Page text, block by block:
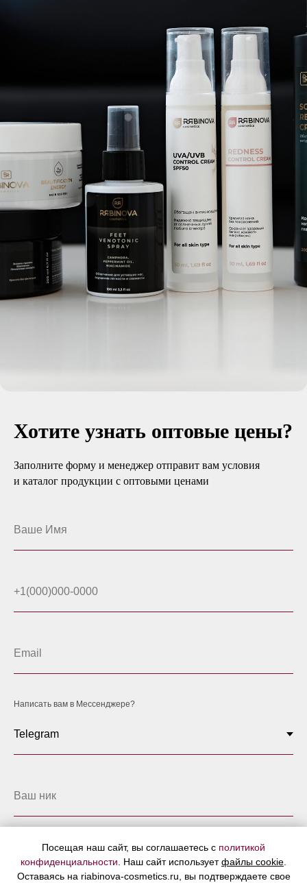
Посещая наш сайт, вы соглашаетесь с политикой
конфиденциальности. Наш сайт используетфайлы cookie.
Оставаясь на riabinova-cosmetics.ru, вы подтверждаете свое
Хотите узнать оптовые цены?
Заполните форму и менеджер отправит вам условия
и каталог продукции с оптовыми ценами
Написать вам в Мессенджере?
Запросить каталог